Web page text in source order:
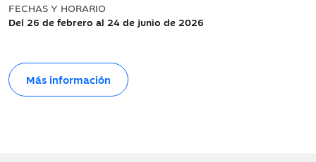
FECHAS Y HORARIO
Del 26 de febrero al 24 de junio de 2026
Más información